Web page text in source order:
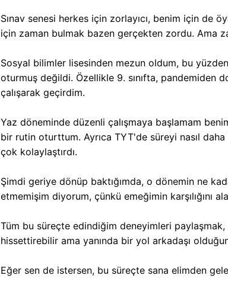
Sınav senesi herkes için zorlayıcı, benim için de
için zaman bulmak bazen gerçekten zordu. Ama
Sosyal bilimler lisesinden mezun oldum, bu
oturmuş değildi. Özellikle 9. sınıfta, pandemiden
çalışarak geçirdim.
Yaz döneminde düzenli çalışmaya başlamam
bir rutin oturttum. Ayrıca TYT'de süreyi nasıl
çok kolaylaştırdı.
Şimdi geriye dönüp baktığımda, o dönemin ne
etmemişim diyorum, çünkü emeğimin karşılığını
Tüm bu süreçte edindiğim deneyimleri
hissettirebilir ama yanında bir yol arkadaşı
Eğer sen de istersen, bu süreçte sana elimden